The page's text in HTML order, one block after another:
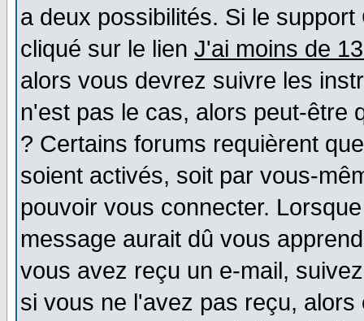
a deux possibilités. Si le
cliqué sur le lien J'ai moins de
alors vous devrez suivre les
n'est pas le cas, alors peut-être
? Certains forums requièrent
soient activés, soit par vous-
pouvoir vous connecter.
message aurait dû vous
vous avez reçu un e-mail,
si vous ne l'avez pas reçu,